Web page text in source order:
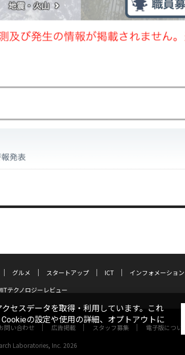
グルメ スタートアップ ICT
インフォメーション
テクノロジーレビュー
問い合わせ 広告掲載 スタッフ募集 電子版について
Laboratories, Inc. 2026
セスデータを取得・利用しています。これ
の設定や使用の詳細、オプトアウトに